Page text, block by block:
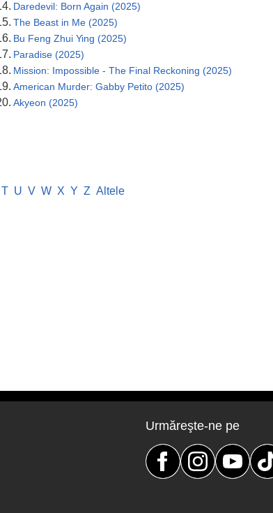
Daredevil: Born Again (2025)
The Beast in Me (2025)
Bu Feng Zhui Ying (2025)
Paradise (2025)
Mission: Impossible - The Final Reckoning (2025)
American Murder: Gabby Petito (2025)
Akyeon (2025)
T U V W X Y Z Altele
Urmăreşte-ne pe